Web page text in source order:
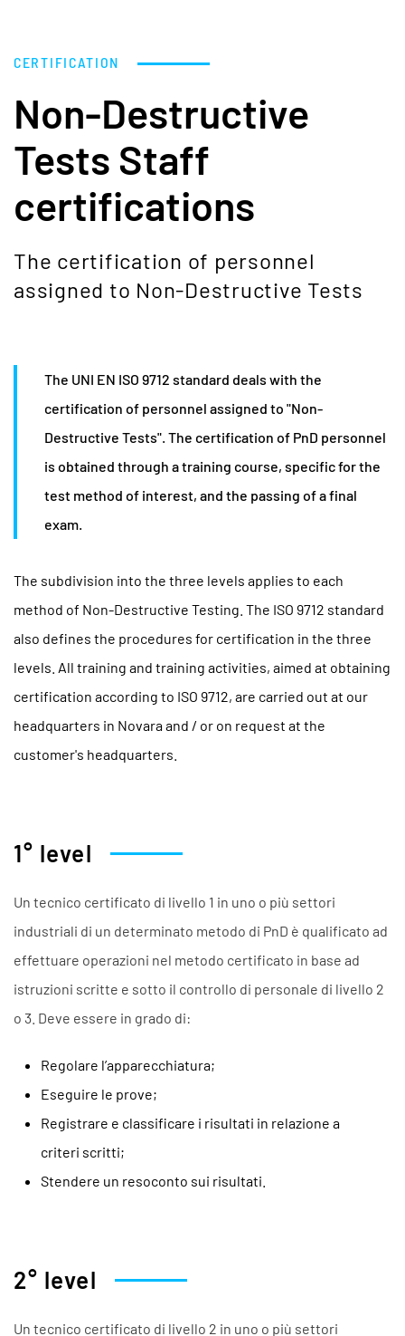
CERTIFICATION
Non-Destructive
Tests Staff
certifications
The certification of personnel
assigned to Non-Destructive Tests
The UNI EN ISO 9712 standard deals with the
certification of personnel assigned to "Non-
Destructive Tests". The certification of PnD personnel
is obtained through a training course, specific for the
test method of interest, and the passing of a final
exam.
The subdivision into the three levels applies to each
method of Non-Destructive Testing. The ISO 9712 standard
also defines the procedures for certification in the three
levels. All training and training activities, aimed at obtaining
certification according to ISO 9712, are carried out at our
headquarters in Novara and / or on request at the
customer's headquarters.
1° level
Un tecnico certificato di livello 1 in uno o più settori
industriali di un determinato metodo di PnD è qualificato ad
effettuare operazioni nel metodo certificato in base ad
istruzioni scritte e sotto il controllo di personale di livello 2
o 3. Deve essere in grado di:
Regolare l’apparecchiatura;
Eseguire le prove;
Registrare e classificare i risultati in relazione a
criteri scritti;
Stendere un resoconto sui risultati.
2° level
Un tecnico certificato di livello 2 in uno o più settori